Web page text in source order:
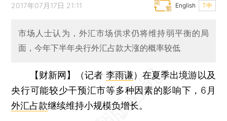
2017年07月17日 21:11 T中
English
市场人士认为，外汇市场供求仍将维持弱平衡的局
面，今年下半年央行外汇占款大涨的概率较低
【财新网】（记者 李雨谦） 在夏季出境游以及
央行可能较少干预汇市等多种因素的影响下，6月
外汇占款继续维持小规模负增长。